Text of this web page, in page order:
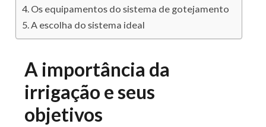
Os equipamentos do sistema de gotejamento
A escolha do sistema ideal
A importância da
irrigação e seus
objetivos